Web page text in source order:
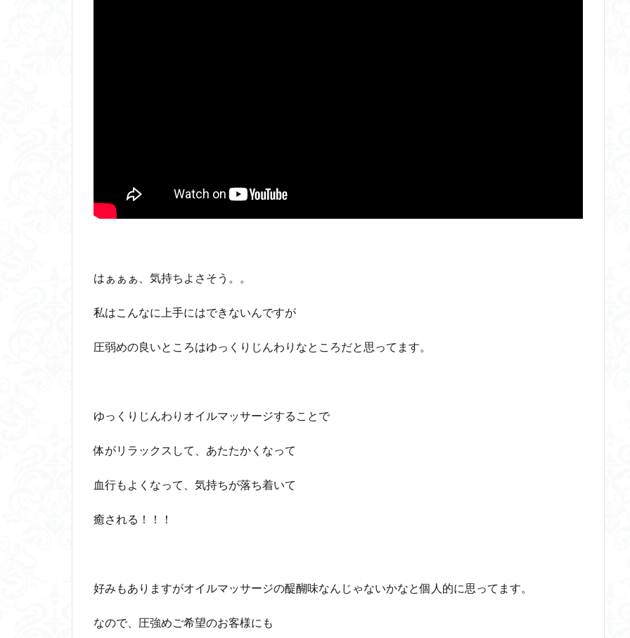
はぁぁぁ、気持ちよさそう。。
私はこんなに上手にはできないんですが
圧弱めの良いところはゆっくりじんわりなところだと思ってます。
ゆっくりじんわりオイルマッサージすることで
体がリラックスして、あたたかくなって
血行もよくなって、気持ちが落ち着いて
癒される！！！
好みもありますがオイルマッサージの醍醐味なんじゃないかなと個人的に思ってます。
なので、圧強めご希望のお客様にも